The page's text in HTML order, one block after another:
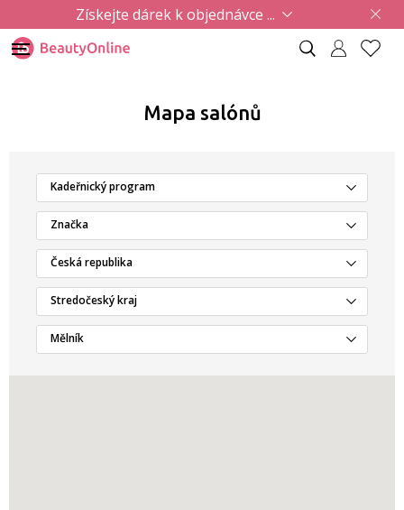
Získejte dárek k objednávce ...
Mapa salónů
Kadeřnický program
Značka
Česká republika
Stredočeský kraj
Mělník